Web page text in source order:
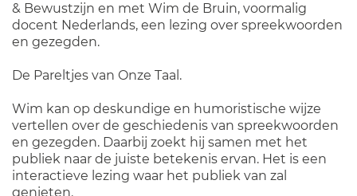
& Bewustzijn en met Wim de Bruin, voormalig
docent Nederlands, een lezing over spreekwoorden
en gezegden.
De Pareltjes van Onze Taal.
Wim kan op deskundige en humoristische wijze
vertellen over de geschiedenis van spreekwoorden
en gezegden. Daarbij zoekt hij samen met het
publiek naar de juiste betekenis ervan. Het is een
interactieve lezing waar het publiek van zal
genieten.